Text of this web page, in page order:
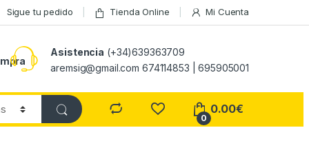
Sigue tu pedido Tienda Online Mi Cuenta
Asistencia (+34)639363709
aremsig@gmail.com 674114853 | 695905001
0
0.00€